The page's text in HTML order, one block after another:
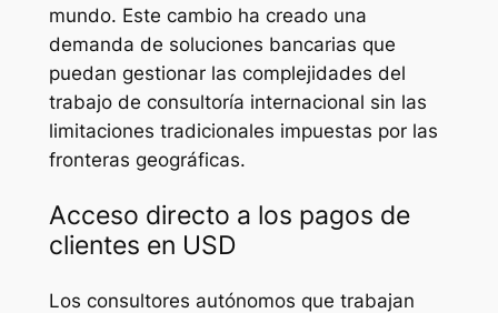
mundo. Este cambio ha creado una
demanda de soluciones bancarias que
puedan gestionar las complejidades del
trabajo de consultoría internacional sin las
limitaciones tradicionales impuestas por las
fronteras geográficas.
Acceso directo a los pagos de
clientes en USD
Los consultores autónomos que trabajan